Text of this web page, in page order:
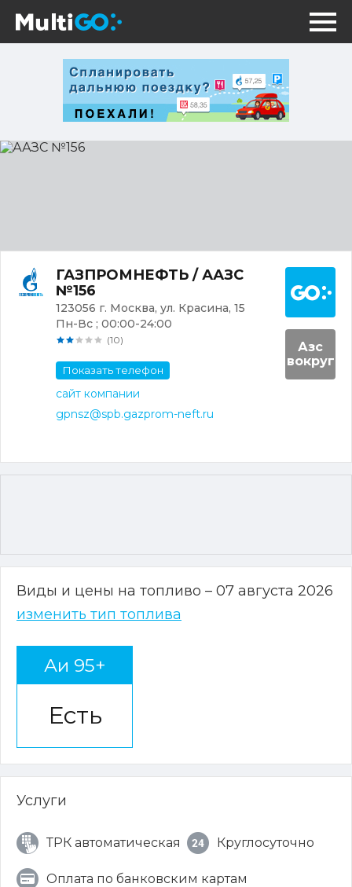
ААЗС
ГАЗПРОМНЕФТЬ / ААЗС
№156
123056 г. Москва, ул. Красина, 15
Пн-Вс ; 00:00-24:00
(10)
Показать телефон
сайт компании
gpnsz@spb.gazprom-neft.ru
Азс
вокруг
Виды и цены на топливо – 07 августа 2026
изменить тип топлива
Аи 95+
Есть
Услуги
ТРК автоматическая Круглосуточно
Оплата по банковским картам